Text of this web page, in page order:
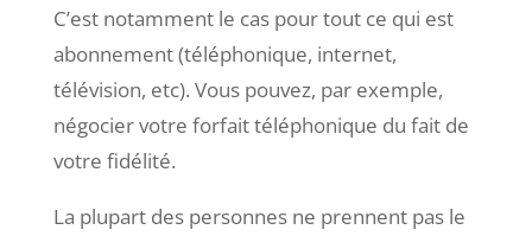
C’est notamment le cas pour tout ce qui est
abonnement (téléphonique, internet,
télévision, etc). Vous pouvez, par exemple,
négocier votre forfait téléphonique du fait de
votre fidélité.
La plupart des personnes ne prennent pas le